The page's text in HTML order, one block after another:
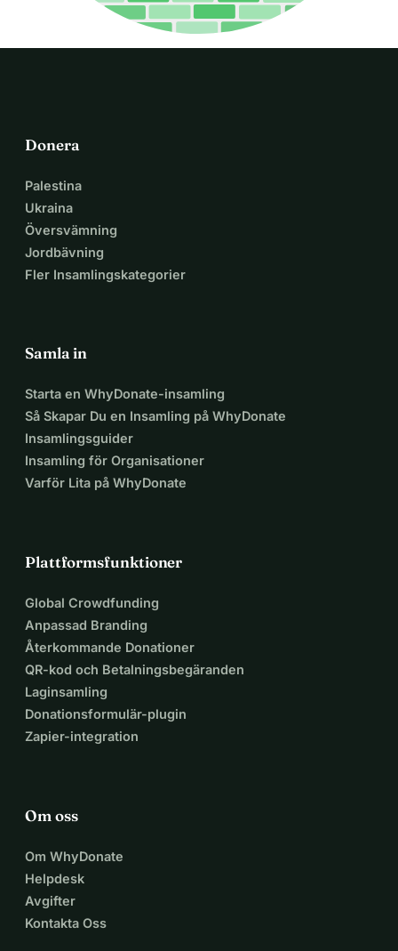
Donera
Palestina
Ukraina
Översvämning
Jordbävning
Fler Insamlingskategorier
Samla in
Starta en WhyDonate-insamling
Så Skapar Du en Insamling på WhyDonate
Insamlingsguider
Insamling för Organisationer
Varför Lita på WhyDonate
Plattformsfunktioner
Global Crowdfunding
Anpassad Branding
Återkommande Donationer
QR-kod och Betalningsbegäranden
Laginsamling
Donationsformulär-plugin
Zapier-integration
Om oss
Om WhyDonate
Helpdesk
Avgifter
Kontakta Oss